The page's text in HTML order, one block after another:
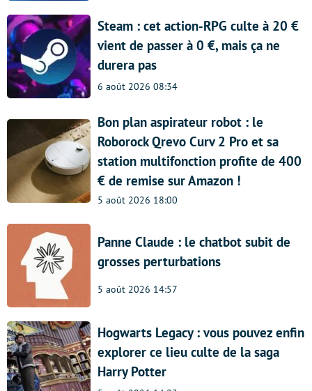
Steam : cet action-RPG culte à 20 €
vient de passer à 0 €, mais ça ne
durera pas
6 août 2026 08:34
Bon plan aspirateur robot : le
Roborock Qrevo Curv 2 Pro et sa
station multifonction profite de 400
€ de remise sur Amazon !
5 août 2026 18:00
Panne Claude : le chatbot subit de
grosses perturbations
5 août 2026 14:57
Hogwarts Legacy : vous pouvez enfin
explorer ce lieu culte de la saga
Harry Potter